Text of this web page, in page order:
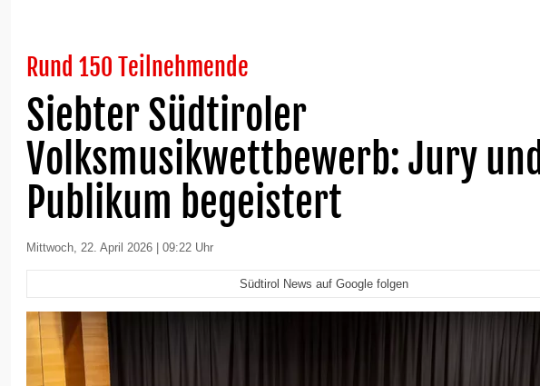
Rund 150 Teilnehmende
Siebter Südtiroler
Volksmusikwettbewerb: Jury und
Publikum begeistert
Mittwoch, 22. April 2026 | 09:22 Uhr
Südtirol News auf Google folgen